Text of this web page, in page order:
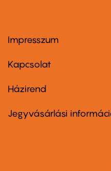
Footer
first
Impresszum
Kapcsolat
Footer
second
Házirend
Jegyvásárlási